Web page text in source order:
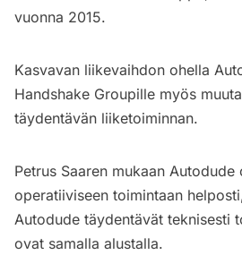
vuonna 2015.
Kasvavan liikevaihdon ohella
Handshake Groupille myös
täydentävän liiketoiminnan.
Petrus Saaren mukaan
operatiiviseen toimintaan
Autodude täydentävät teknisesti
ovat samalla alustalla.